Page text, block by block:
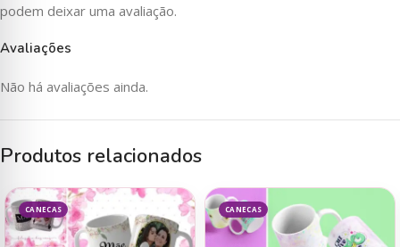
Avaliações
Não há avaliações ainda.
podem deixar uma avaliação.
Produtos relacionados
CANECAS CANECAS